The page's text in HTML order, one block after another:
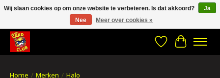
CRACH CARD CLUB , The best place to Geek out!
Verlanglijst
Home / Merken / Halo
Wij slaan cookies op om onze website te verbeteren. Is dat akkoord?
Ja
Nee
Meer over cookies »